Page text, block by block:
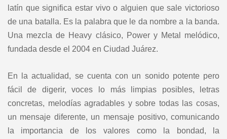
latín que significa estar vivo o alguien que sale victorioso
de una batalla. Es la palabra que le da nombre a la banda.
Una mezcla de Heavy clásico, Power y Metal melódico,
fundada desde el 2004 en Ciudad Juárez.
En la actualidad, se cuenta con un sonido potente pero
fácil de digerir, voces lo más limpias posibles, letras
concretas, melodías agradables y sobre todas las cosas,
un mensaje diferente, un mensaje positivo, comunicando
la importancia de los valores como la bondad, la